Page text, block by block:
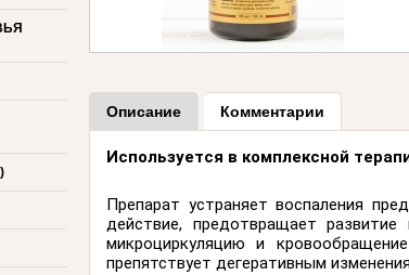
Описание Комментарии
Используется в комплексной
Препарат устраняет воспаления
действие, предотвращает развитие
микроциркуляцию и
препятствует дегеративным